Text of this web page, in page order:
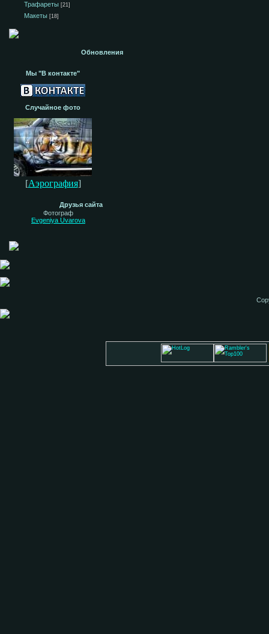
Трафареты [21]
Макеты [18]
Обновления
Мы "В контакте"
Случайное фото
[Аэрография]
Друзья сайта
Фотограф
Evgeniya Uvarova